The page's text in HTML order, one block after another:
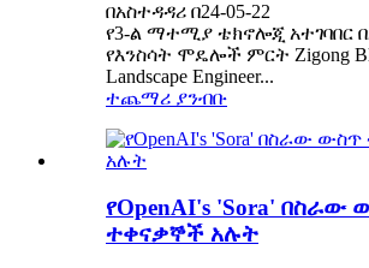
በአስተዳዳሪ በ24-05-22
የ3-ል ማተሚያ ቴክኖሎጂ አተገባበር
የእንስሳት ሞዴሎች ምርት Zigong
Landscape Engineer...
ተጨማሪ ያንብቡ
የOpenAI's 'Sora' በስራው
ተቀናቃኞች አሉት